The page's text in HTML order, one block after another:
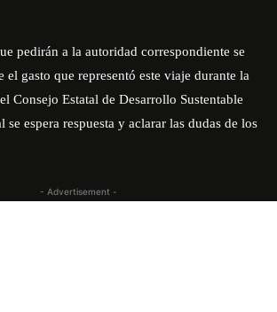
pedirán a la autoridad correspondiente se
el gasto que representó este viaje durante la
Consejo Estatal de Desarrollo Sustentable
se espera respuesta y aclarar las dudas de los
- Advertisement -